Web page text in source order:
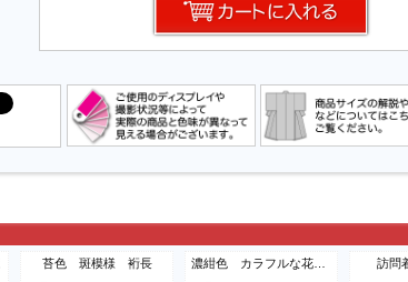
苔色 斑模様 裄長 訪問